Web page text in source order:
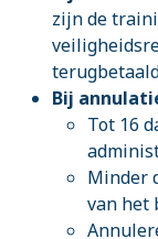
zijn de
Bij
Tot 16
Minder
van het